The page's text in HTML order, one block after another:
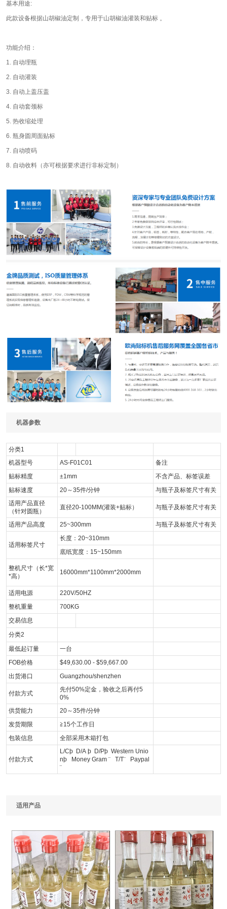
基本用途:
此款设备根据山胡椒油定制，专用于山胡椒油灌装和贴标 。
功能介绍：
1. 自动理瓶
2. 自动灌装
3. 自动上盖压盖
4. 自动套颈标
5. 热收缩处理
6. 瓶身圆周面贴标
7. 自动喷码
8. 自动收料（亦可根据要求进行非标定制）
机器参数
分类1
机器型号
AS-F01C01
备注
贴标精度
±1mm
不含产品、标签误差
贴标速度
20～35件/分钟
与瓶子及标签尺寸有关
适用产品直径
（针对圆瓶）
直径20-100MM(灌装+贴标） 与瓶子及标签尺寸有关
适用产品高度 25~300mm 与瓶子及标签尺寸有关
适用标签尺寸
长度：20~310mm
底纸宽度：15~150mm
整机尺寸（长*宽
*高）
16000mm*1100mm*2000mm
适用电源
220V/50HZ
整机重量
700KG
交易信息
分类2
最低起订量
一台
FOB价格
$49,630.00 - $59,667.00
出货港口
Guangzhou/shenzhen
付款方式
先付50%定金，验收之后再付5
0%
供货能力
20～35件/分钟
发货期限
≧15个工作日
包装信息
全部采用木箱打包
付款方式
L/Cþ D/A þ D/Pþ Western Unio
nþ Money Gram ¨ T/T¨ Paypal
¨
适用产品